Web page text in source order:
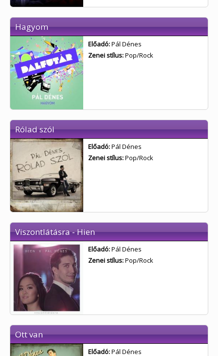
Hagyom
Előadó:Pál Dénes
Zenei stílus:Pop/Rock
Rólad szól
Előadó:Pál Dénes
Zenei stílus:Pop/Rock
Viszontlátásra - Hien
Előadó:Pál Dénes
Zenei stílus:Pop/Rock
Ott van
Előadó:Pál Dénes